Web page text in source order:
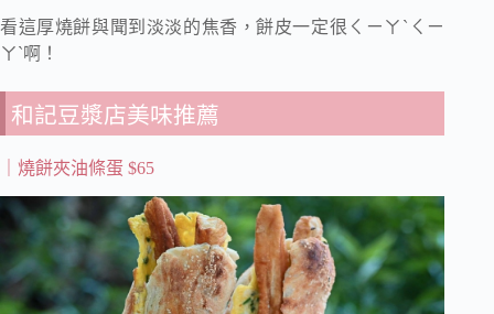
看這厚燒餅與聞到淡淡的焦香，餅皮一定很ㄑㄧㄚˋㄑㄧ
ㄚˋ啊！
和記豆漿店美味推薦
｜燒餅夾油條蛋 $65